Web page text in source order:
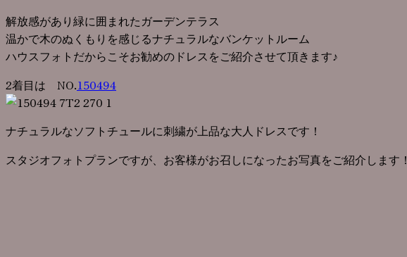
解放感があり緑に囲まれたガーデンテラス
温かで木のぬくもりを感じるナチュラルなバンケットルーム
ハウスフォトだからこそお勧めのドレスをご紹介させて頂きます♪
2着目は NO.150494
ナチュラルなソフトチュールに刺繍が上品な大人ドレスです！
スタジオフォトプランですが、お客様がお召しになったお写真をご紹介します！